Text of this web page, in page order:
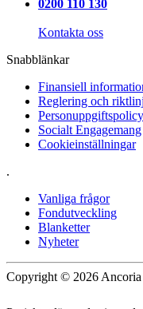
0200 110 130
Kontakta oss
Snabblänkar
Finansiell
Reglering och
Personuppgiftspolicy
Socialt Engagemang
Cookieinställningar
.
Vanliga frågor
Fondutveckling
Blanketter
Nyheter
Copyright © 2026 Ancoria